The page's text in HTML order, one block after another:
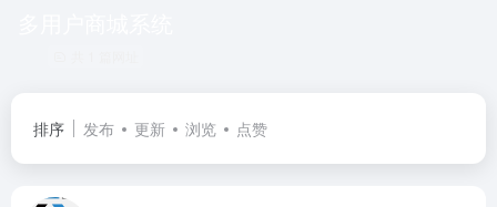
排序 发布 更新 浏览 点赞